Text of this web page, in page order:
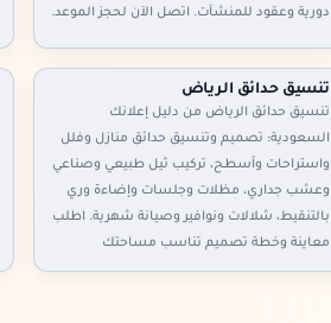
دورية وعقود للمنشآت. اتصل الآن لحجز الموعد.
تنسيق حدائق الرياض
تنسيق حدائق الرياض من دليل إعلانك
السعودية: تصميم وتنسيق حدائق منازل وفلل
واستراحات وأسطح، تركيب ثيل طبيعي وصناعي
وعشب جداري، مظلات وجلسات وإضاءة وري
بالتنقيط، شلالات ونوافير وصيانة شهرية. اطلب
معاينة وخطة تصميم تناسب مساحتك